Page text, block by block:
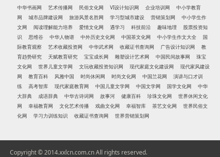
中华书画网 艺术传播网 民俗文化网 VI设计知识网 企业培训网
中小学教育
网
城市品牌建设网 旅游风景名胜网 学习型城市建设 营销策划网
中小学生作
文网
阅读理解能力培养 爱情文化网 遇学习 科技前沿 趣味地理
股票投资知
识
思维谷 中华人物谱 中外历史文化网 中国茶文化网 中小学生作文大全
国
际教育观察
艺术收藏投资网 中华武术网 收藏证书查询网 广告设计知识网
教
育趋势研究
天赋教育研究 宝宝成长网 雕塑设计艺术网 中国民间故事网
珠宝
文化网
世界儿童文学网 文玩收藏投资知识网 现代家庭文化建设网
现代家风建设
网
教育百科 风雅中国 时尚休闲网 时尚文化网 中国兰花网
演讲与口才训
练
高考智库 现代家庭教育网 中国儿童文学网 中国文学网 国学文化网
中华
大辞典
成语辞典 中华古诗词网 故事河 健康百科 珍珠文化网
世界休闲文化
网
幸福教育网 文化艺术传播 戏曲文化网 幸福智库 茶艺文化网
世界民俗文
化网
学习力训练知识 收藏证书查询网 世界营销策划网
Copyright © 2014.xxlcn.com.cn All rights reserved.